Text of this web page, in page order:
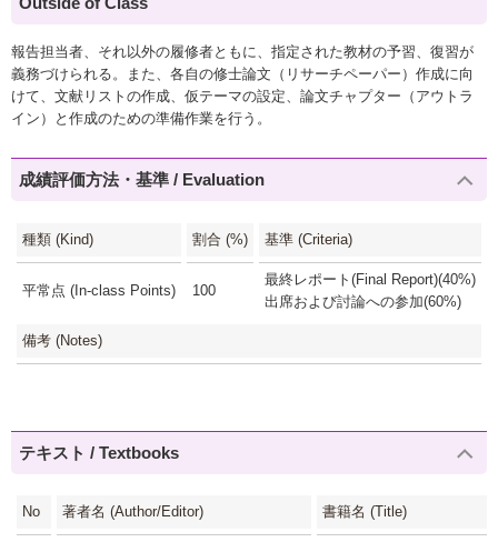
報告担当者、それ以外の履修者ともに、指定された教材の予習、復習が
義務づけられる。また、各自の修士論文（リサーチペーパー）作成に向
けて、文献リストの作成、仮テーマの設定、論文チャプター（アウトラ
イン）と作成のための準備作業を行う。
成績評価方法・基準 / Evaluation
種類 (Kind) 割合 (%) 基準 (Criteria)
平常点 (In-class Points) 100
最終レポート(Final Report)(40%)
出席および討論への参加(60%)
備考 (Notes)
テキスト / Textbooks
No 著者名 (Author/Editor) 書籍名 (Title)